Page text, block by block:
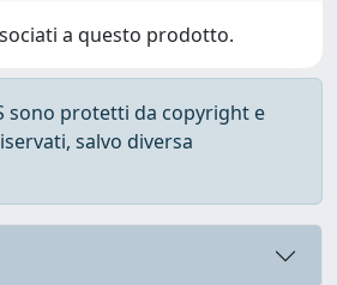
a questo prodotto.
sono protetti da copyright e
salvo diversa